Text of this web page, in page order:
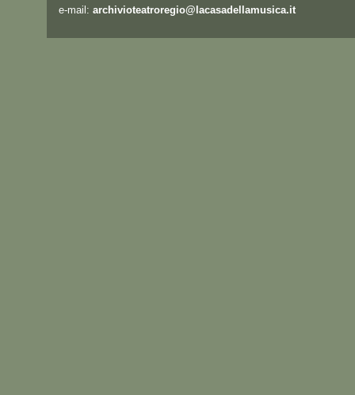
e-mail: archivioteatroregio@lacasadellamusica.it